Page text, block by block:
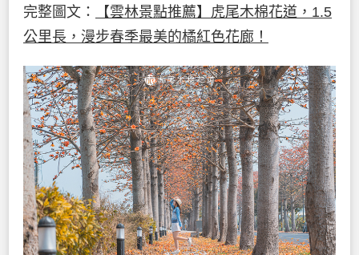
完整圖文：
【雲林景點推薦】虎尾木棉花道，1.5
公里長，漫步春季最美的橘紅色花廊！